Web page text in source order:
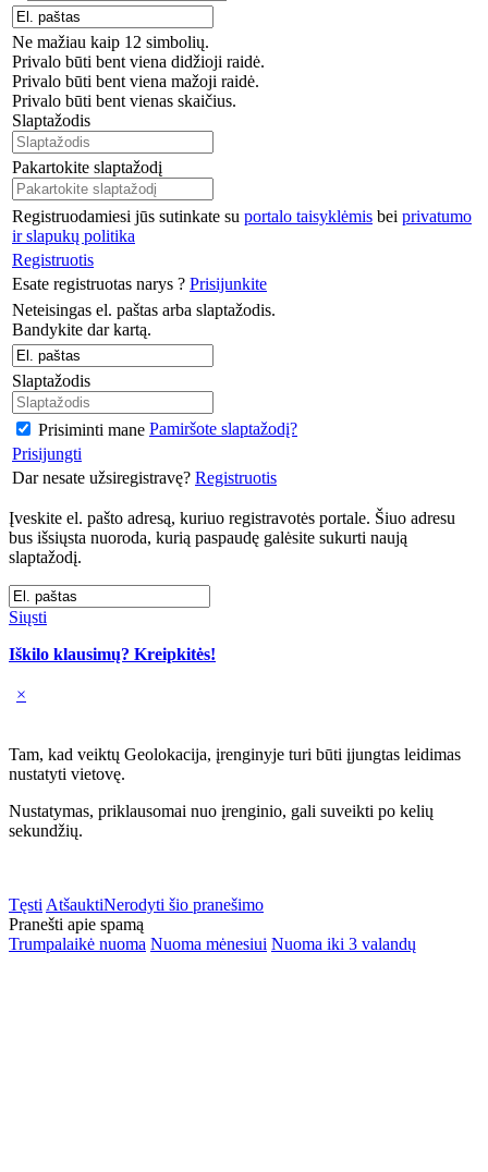
Ne mažiau kaip 12 simbolių.
Privalo būti bent viena didžioji raidė.
Privalo būti bent viena mažoji raidė.
Privalo būti bent vienas skaičius.
Slaptažodis
Pakartokite slaptažodį
Registruodamiesi jūs sutinkate su portalo taisyklėmis bei privatumo
ir slapukų politika
Registruotis
Esate registruotas narys ? Prisijunkite
Neteisingas el. paštas arba slaptažodis.
Bandykite dar kartą.
Slaptažodis
Prisiminti mane Pamiršote slaptažodį?
Prisijungti
Dar nesate užsiregistravę? Registruotis
Įveskite el. pašto adresą, kuriuo registravotės portale. Šiuo adresu
bus išsiųsta nuoroda, kurią paspaudę galėsite sukurti naują
slaptažodį.
Siųsti
Iškilo klausimų? Kreipkitės!
×
Tam, kad veiktų Geolokacija, įrenginyje turi būti įjungtas leidimas
nustatyti vietovę.
Nustatymas, priklausomai nuo įrenginio, gali suveikti po kelių
sekundžių.
Tęsti AtšauktiNerodyti šio pranešimo
Pranešti apie spamą
Trumpalaikė nuoma Nuoma mėnesiui Nuoma iki 3 valandų